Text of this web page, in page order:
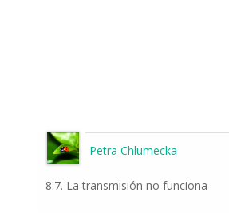
Petra Chlumecka
8.7. La transmisión no funciona